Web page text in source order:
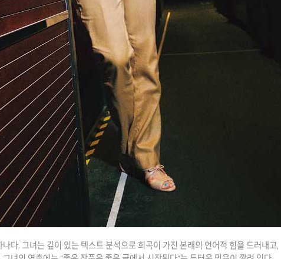
다. 그녀는 깊이 있는 텍스트 분석으로 희곡이 가진 본래의 언어적 힘을 드러내고,